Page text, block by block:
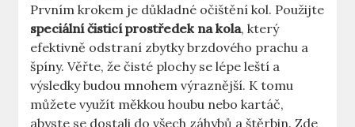
Prvním ⁢krokem je důkladné očištění kol. Použijte
speciální čisticí prostředek na kola, který
efektivně odstraní zbytky brzdového prachu a
špíny. Věřte, že čisté plochy se lépe‍ leští a
výsledky budou mnohem‍ výraznější. K tomu
můžete využít měkkou houbu nebo kartáč,
abyste se dostali do všech záhybů a štěrbin. Zde